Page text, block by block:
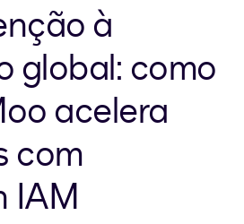
à
global: como
acelera
com
IAM